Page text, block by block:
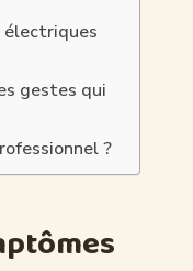
électriques
gestes qui
?